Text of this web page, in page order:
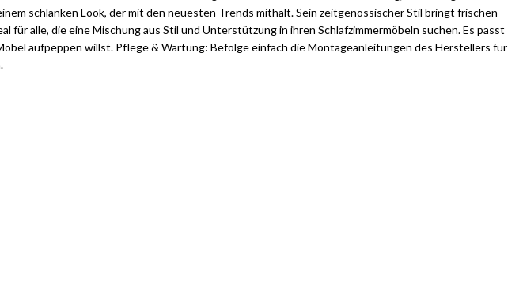
schlanken Look, der mit den neuesten Trends mithält. Sein zeitgenössischer Stil bringt frischen
alle, die eine Mischung aus Stil und Unterstützung in ihren Schlafzimmermöbeln suchen. Es passt
aufpeppen willst. Pflege & Wartung: Befolge einfach die Montageanleitungen des Herstellers für